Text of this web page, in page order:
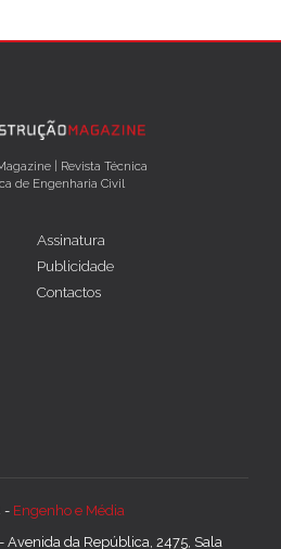
| Revista Técnica
de Engenharia Civil
Assinatura
Publicidade
Contactos
- Engenho e Média
Avenida da República, 2475, Sala